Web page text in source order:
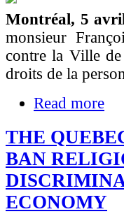
Montréal, 5
monsieur
contre la Ville de
droits de la
Read more
THE
BAN
ECONOMY